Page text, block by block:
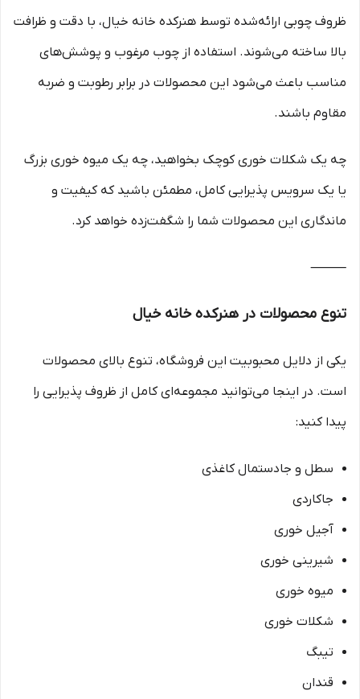
ظروف چوبی ارائه‌شده توسط هنرکده خانه خیال، با دقت و ظرافت
بالا ساخته می‌شوند. استفاده از چوب مرغوب و پوشش‌های
مناسب باعث می‌شود این محصولات در برابر رطوبت و ضربه
مقاوم باشند.
چه یک شکلات خوری کوچک بخواهید، چه یک میوه خوری بزرگ
یا یک سرویس پذیرایی کامل، مطمئن باشید که کیفیت و
ماندگاری این محصولات شما را شگفت‌زده خواهد کرد.
⸻
تنوع محصولات در هنرکده خانه خیال
یکی از دلایل محبوبیت این فروشگاه، تنوع بالای محصولات
است. در اینجا می‌توانید مجموعه‌ای کامل از ظروف پذیرایی را
پیدا کنید:
سطل و جادستمال کاغذی
جاکاردی
آجیل خوری
شیرینی خوری
میوه خوری
شکلات خوری
تیبگ
قندان